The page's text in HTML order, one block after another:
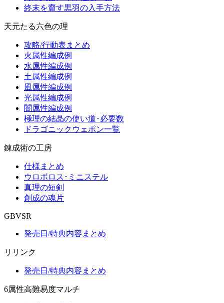
終末を齎す黒羽の入手方法
天元たる六色の理
攻略/行動表まとめ
火属性編成例
水属性編成例
土属性編成例
風属性編成例
光属性編成例
闇属性編成例
極理の結晶の使い道･必要数
ドラゴニックウェポン一覧
錬成術の工房
仕様まとめ
ウロボロス･ミニステル
真理の短剣
創成の魂片
GBVSR
発売日/特典内容まとめ
リリンク
発売日/特典内容まとめ
6属性高難易度マルチ